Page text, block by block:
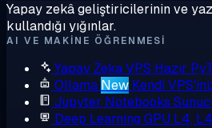
Yapay zekâ geliştiricilerinin ve
kullandığı yığınlar.
AI VE MAKINE ÖĞRENMESI
Yapay Zeka VPS Hazır
Ollama New Kendi
Jupyter Notebooks
Deep Learning GPU L4,